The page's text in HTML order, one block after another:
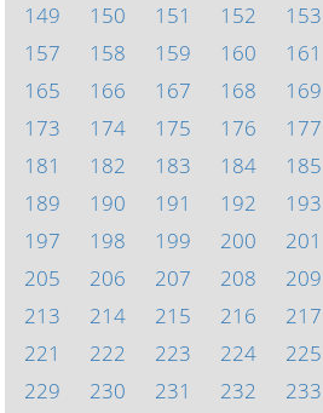
149
150 151 152 153
157
158 159 160 161
165
166 167 168 169
173
174 175 176 177
181
182 183 184 185
189
190 191 192 193
197
198 199 200 201
205
206 207 208 209
213
214 215 216 217
221
222 223 224 225
229
230 231 232 233